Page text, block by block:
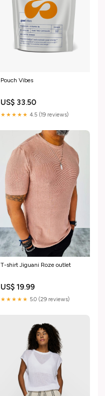
Pouch Vibes
US$ 33.50
★★★★★ 4.5 (19 reviews)
T-shirt Jiguani Roze outlet
US$ 19.99
★★★★★ 5.0 (29 reviews)